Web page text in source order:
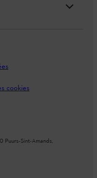
cookies
Puurs-Sint-Amands,